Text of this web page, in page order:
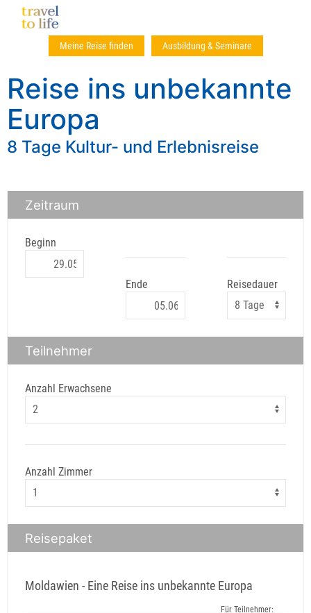
Meine Reise finden Ausbildung & Seminare
Reise ins unbekannte
Europa
8 Tage Kultur- und Erlebnisreise
Zeitraum
Beginn
Ende Reisedauer
Teilnehmer
Anzahl Erwachsene
Anzahl Zimmer
Reisepaket
Moldawien - Eine Reise ins unbekannte Europa
Für Teilnehmer: